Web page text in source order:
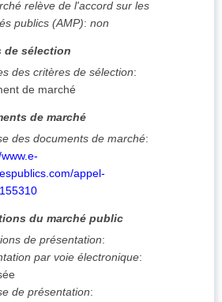
relève de l'accord sur les
publics (AMP): non
de sélection
des critères de sélection:
de marché
de marché
des documents de marché:
appel-
du marché public
de présentation:
par voie électronique:
de présentation: